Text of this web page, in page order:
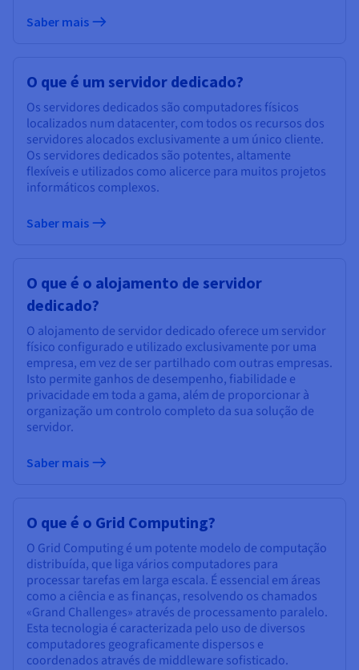
Preços
Roadmap & Changelog
Observabilidade
Roadmap & Changelog
Roadmap & Changelog
Roadmap & Changelog
Roadmap & Changelog
Saber mais
O que é um servidor dedicado?
Os servidores dedicados são computadores físicos
localizados num datacenter, com todos os recursos dos
servidores alocados exclusivamente a um único cliente.
Os servidores dedicados são potentes, altamente
flexíveis e utilizados como alicerce para muitos projetos
informáticos complexos.
Saber mais
O que é o alojamento de servidor
dedicado?
O alojamento de servidor dedicado oferece um servidor
físico configurado e utilizado exclusivamente por uma
empresa, em vez de ser partilhado com outras empresas.
Isto permite ganhos de desempenho, fiabilidade e
privacidade em toda a gama, além de proporcionar à
organização um controlo completo da sua solução de
servidor.
Saber mais
O que é o Grid Computing?
O Grid Computing é um potente modelo de computação
distribuída, que liga vários computadores para
processar tarefas em larga escala. É essencial em áreas
como a ciência e as finanças, resolvendo os chamados
«Grand Challenges» através de processamento paralelo.
Esta tecnologia é caracterizada pelo uso de diversos
computadores geograficamente dispersos e
coordenados através de middleware sofisticado.